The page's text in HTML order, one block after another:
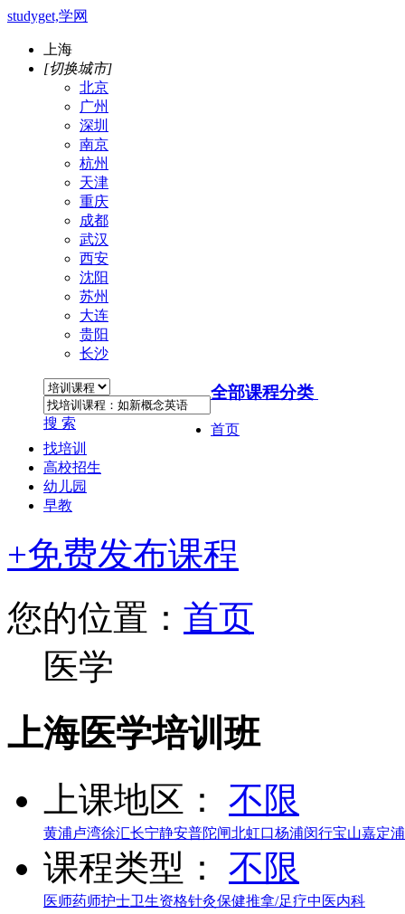
studyget,学网
上海
[切换城市]
北京
广州
深圳
南京
杭州
天津
重庆
成都
武汉
西安
沈阳
苏州
大连
贵阳
长沙
搜 索
全部课程分类
首页
找培训
高校招生
幼儿园
早教
+免费发布课程
您的位置： 首页
医学
上海医学培训班
上课地区： 不限
黄浦卢湾徐汇长宁静安普陀闸北虹口杨浦闵行宝山嘉定
课程类型： 不限
医师药师护士卫生资格针灸保健推拿/足疗中医内科